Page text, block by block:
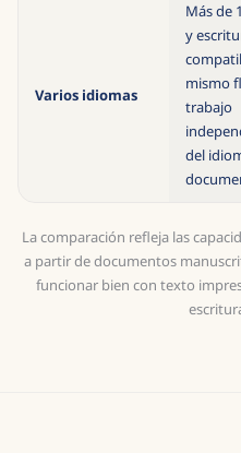
Varios idiomas
Más de
y
mismo
trabajo
del
La comparación refleja las
a partir de documentos
funcionar bien con texto